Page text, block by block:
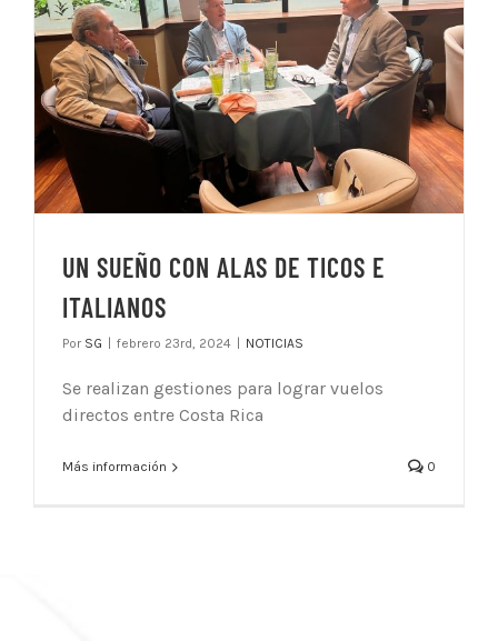
UN SUEÑO CON ALAS DE TICOS E
ITALIANOS
Por SG | febrero 23rd, 2024 | NOTICIAS
Se realizan gestiones para lograr vuelos
directos entre Costa Rica
Más información 0